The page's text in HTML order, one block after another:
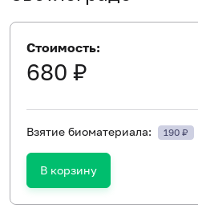
Стоимость:
680 ₽
Взятие биоматериала: 190 ₽
В корзину